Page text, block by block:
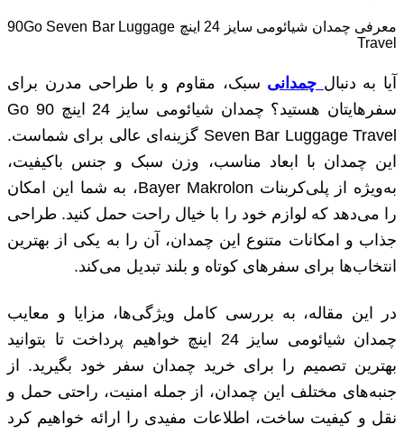
معرفی چمدان شیائومی سایز 24 اینچ 90Go Seven Bar Luggage
Travel
آیا به دنبال چمدانی سبک، مقاوم و با طراحی مدرن برای
سفرهایتان هستید؟ چمدان شیائومی سایز 24 اینچ 90 Go
Seven Bar Luggage Travel گزینه‌ای عالی برای شماست.
این چمدان با ابعاد مناسب، وزن سبک و جنس باکیفیت،
به‌ویژه از پلی‌کربنات Bayer Makrolon، به شما این امکان
را می‌دهد که لوازم خود را با خیال راحت حمل کنید. طراحی
جذاب و امکانات متنوع این چمدان، آن را به یکی از بهترین
انتخاب‌ها برای سفرهای کوتاه و بلند تبدیل می‌کند.
در این مقاله، به بررسی کامل ویژگی‌ها، مزایا و معایب
چمدان شیائومی سایز 24 اینچ خواهیم پرداخت تا بتوانید
بهترین تصمیم را برای خرید چمدان سفر خود بگیرید. از
جنبه‌های مختلف این چمدان، از جمله امنیت، راحتی حمل و
نقل و کیفیت ساخت، اطلاعات مفیدی را ارائه خواهیم کرد